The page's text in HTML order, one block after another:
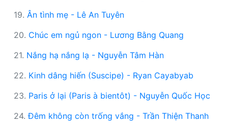
19. Ân tình mẹ - Lê An Tuyên
20. Chúc em ngủ ngon - Lương Bằng Quang
21. Nắng hạ nắng lạ - Nguyễn Tâm Hàn
22. Kinh dâng hiến (Suscipe) - Ryan Cayabyab
23. Paris ở lại (Paris à bientôt) - Nguyễn Quốc Học
24.Đêm không còn trống vắng - Trần Thiện Thanh